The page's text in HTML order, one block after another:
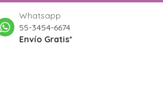
Whatsapp
55-3454-6674
Envío Gratis*